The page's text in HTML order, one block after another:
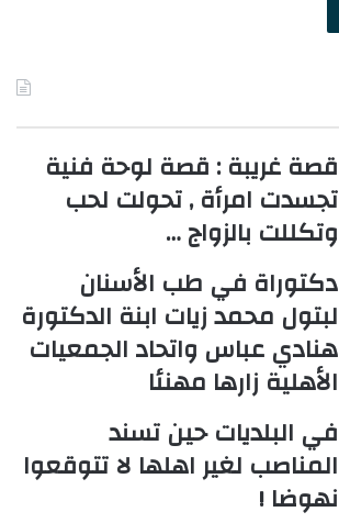
قصة غريبة : قصة لوحة فنية
تجسدت امرأة , تحولت لحب
وتكللت بالزواج …
دكتوراة في طب الأسنان
لبتول محمد زيات ابنة الدكتورة
هنادي عباس واتحاد الجمعيات
الأهلية زارها مهنئا
في البلديات حين تسند
المناصب لغير اهلها لا تتوقعوا
نهوضا !